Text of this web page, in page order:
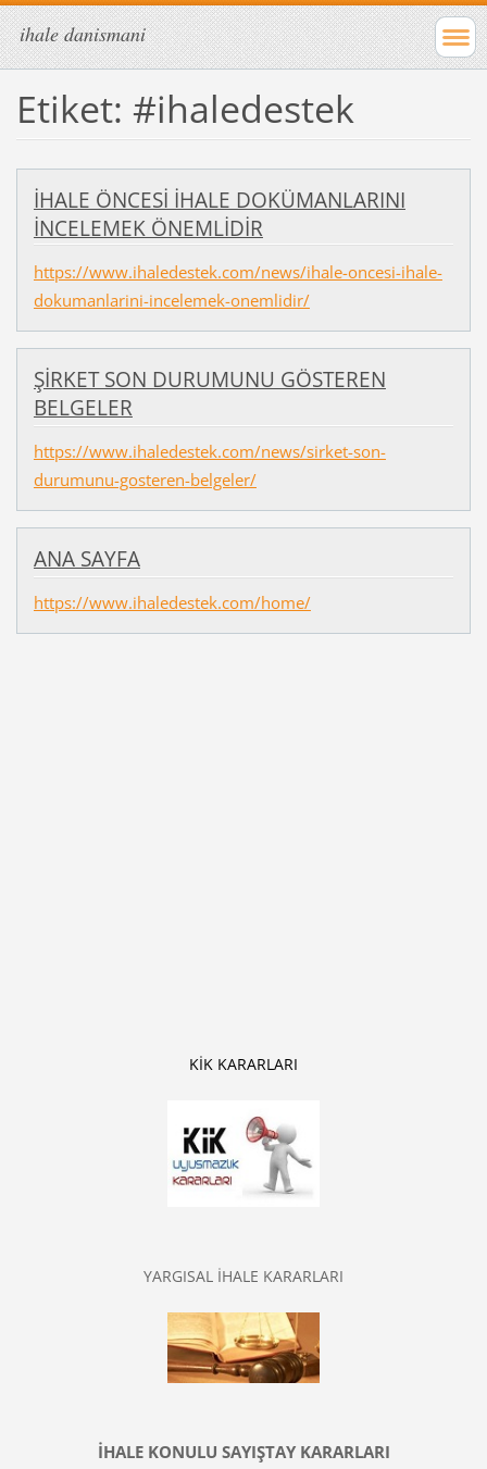
ihale danismani
Etiket: #ihaledestek
İHALE ÖNCESİ İHALE DOKÜMANLARINI
İNCELEMEK ÖNEMLİDİR
https://www.ihaledestek.com/news/ihale-oncesi-ihale-
dokumanlarini-incelemek-onemlidir/
ŞİRKET SON DURUMUNU GÖSTEREN
BELGELER
https://www.ihaledestek.com/news/sirket-son-
durumunu-gosteren-belgeler/
ANA SAYFA
https://www.ihaledestek.com/home/
KİK KARARLARI
YARGISAL İHALE KARARLARI
İHALE KONULU SAYIŞTAY KARARLARI